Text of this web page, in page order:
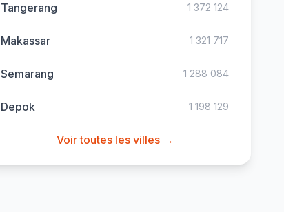
Tangerang 1 372 124
Makassar 1 321 717
Semarang 1 288 084
Depok 1 198 129
Voir toutes les villes →